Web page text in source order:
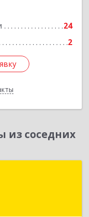
24
2
Подробнее
из соседних
Посадский